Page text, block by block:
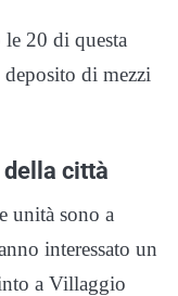
20 di questa
di mezzi
della città
unità sono a
interessato un
a Villaggio